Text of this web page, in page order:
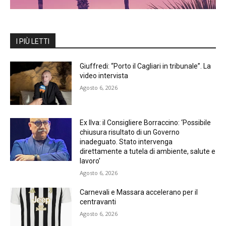
I PIÙ LETTI
Giuffredi: “Porto il Cagliari in tribunale”. La
video intervista
Agosto 6, 2026
Ex Ilva: il Consigliere Borraccino: ‘Possibile
chiusura risultato di un Governo
inadeguato. Stato intervenga
direttamente a tutela di ambiente, salute e
lavoro’
Agosto 6, 2026
Carnevali e Massara accelerano per il
centravanti
Agosto 6, 2026